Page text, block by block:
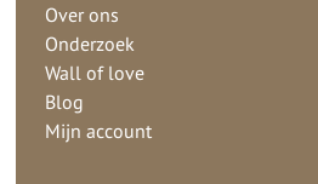
Over ons
Onderzoek
Wall of love
Blog
Mijn account